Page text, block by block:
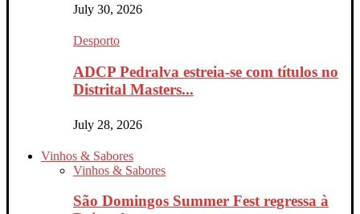
July 30, 2026
Desporto
ADCP Pedralva estreia-se com títulos no
Distrital Masters...
July 28, 2026
Vinhos & Sabores
Vinhos & Sabores
São Domingos Summer Fest regressa à